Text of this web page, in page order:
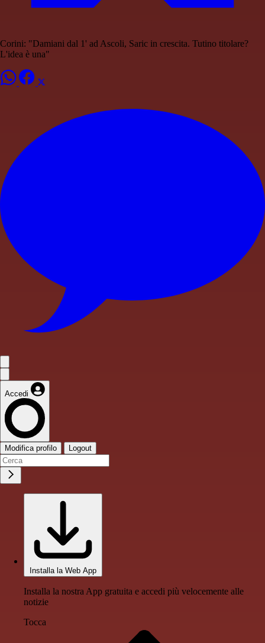
Corini: "Damiani dal 1' ad Ascoli, Saric in crescita. Tutino titolare?
L'idea è una"
Accedi
Modifica profilo Logout
Installa la Web App
Installa la nostra App gratuita e accedi più velocemente alle
notizie
Tocca